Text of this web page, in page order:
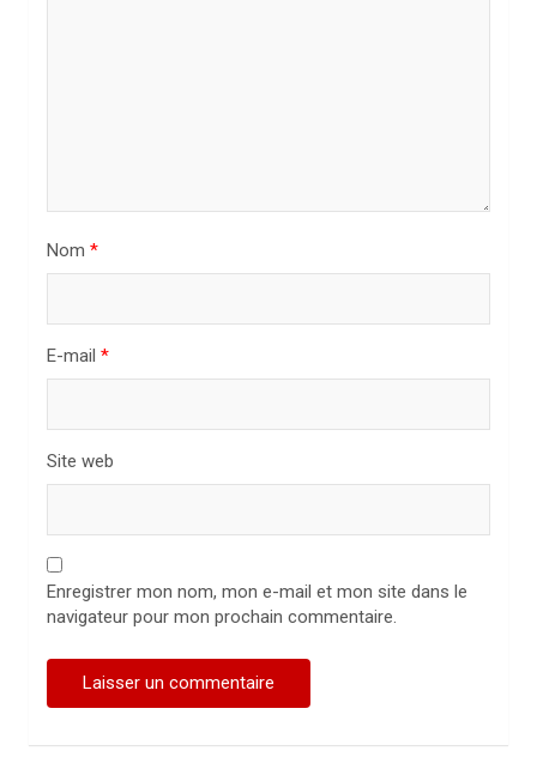
Nom *
E-mail *
Site web
Enregistrer mon nom, mon e-mail et mon site dans le
navigateur pour mon prochain commentaire.